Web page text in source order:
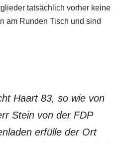
tatsächlich vorher keine
am Runden Tisch und sind
Haart 83, so wie von
Stein von der FDP
erfülle der Ort